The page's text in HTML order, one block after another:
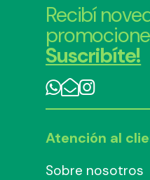
Recibí
Suscribíte!
Atención al
Sobre nosotros